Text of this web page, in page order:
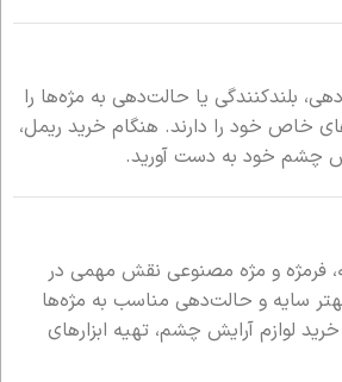
بلندکنندگی یا حالت‌دهی به مژه‌ها را
خاص خود را دارند. هنگام خرید ریمل،
چشم خود به دست آورید.
فرمژه و مژه مصنوعی نقش مهمی در
سایه و حالت‌دهی مناسب به مژه‌ها
لوازم آرایش چشم، تهیه ابزارهای